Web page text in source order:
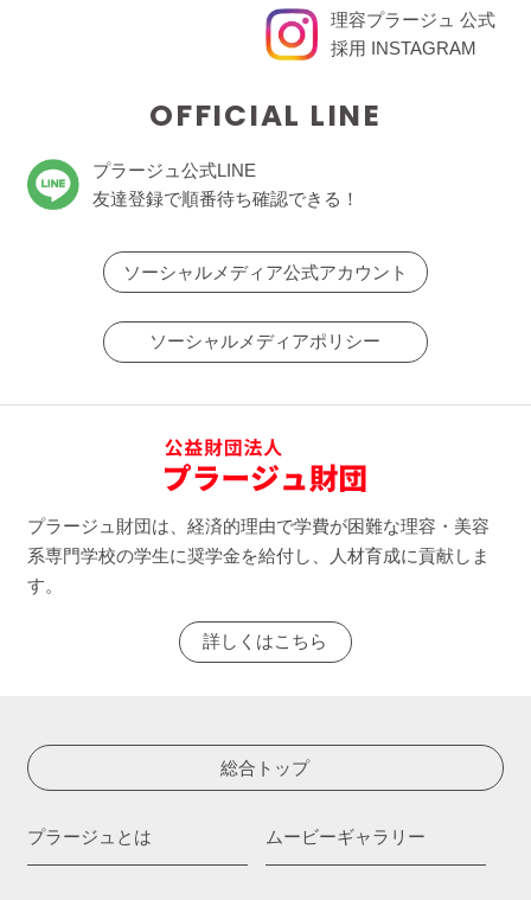
理容プラージュ 公式
採用 INSTAGRAM
OFFICIAL LINE
プラージュ公式LINE
友達登録で順番待ち確認できる！
ソーシャルメディア公式アカウント
ソーシャルメディアポリシー
プラージュ財団は、経済的理由で学費が困難な理容・美容
系専門学校の学生に奨学金を給付し、人材育成に貢献しま
す。
詳しくはこちら
総合トップ
プラージュとは ムービーギャラリー